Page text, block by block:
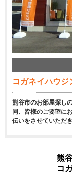
コガネイハウジ
熊谷市のお部屋探し
同、皆様のご要望に
伝いをさせていただき
熊
コ